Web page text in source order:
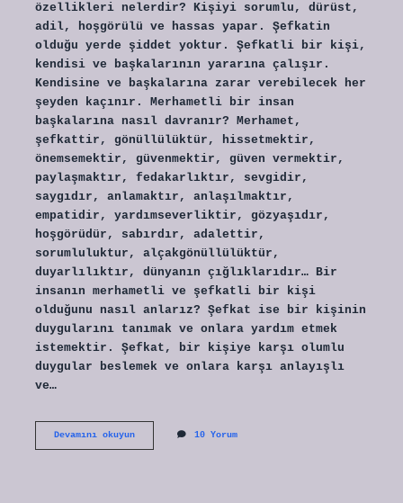
özellikleri nelerdir? Kişiyi sorumlu, dürüst,
adil, hoşgörülü ve hassas yapar. Şefkatin
olduğu yerde şiddet yoktur. Şefkatli bir kişi,
kendisi ve başkalarının yararına çalışır.
Kendisine ve başkalarına zarar verebilecek her
şeyden kaçınır. Merhametli bir insan
başkalarına nasıl davranır? Merhamet,
şefkattir, gönüllülüktür, hissetmektir,
önemsemektir, güvenmektir, güven vermektir,
paylaşmaktır, fedakarlıktır, sevgidir,
saygıdır, anlamaktır, anlaşılmaktır,
empatidir, yardımseverliktir, gözyaşıdır,
hoşgörüdür, sabırdır, adalettir,
sorumluluktur, alçakgönüllülüktür,
duyarlılıktır, dünyanın çığlıklarıdır… Bir
insanın merhametli ve şefkatli bir kişi
olduğunu nasıl anlarız? Şefkat ise bir kişinin
duygularını tanımak ve onlara yardım etmek
istemektir. Şefkat, bir kişiye karşı olumlu
duygular beslemek ve onlara karşı anlayışlı
ve…
Devamını okuyunMerhametli
10 Yorum